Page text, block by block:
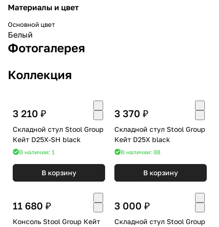
Материалы и цвет
Основной цвет
Белый
Фотогалерея
Коллекция
3 210 ₽
Складной стул Stool Group
Кейт D25X-SH black
В наличии: 1
В корзину
3 370 ₽
Складной стул Stool Group
Кейт D25X black
В наличии: 88
В корзину
11 680 ₽
Консоль Stool Group Кейт
3 000 ₽
Складной стул Stool Group